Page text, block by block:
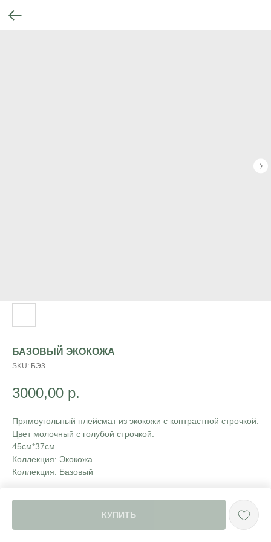
БАЗОВЫЙ ЭКОКОЖА
SKU: БЭ3
3000,00 р.
КУПИТЬ
Прямоугольный плейсмат из экокожи с контрастной строчкой.
Цвет молочный с голубой строчкой.
45см*37см
Коллекция: Экокожа
Коллекция: Базовый